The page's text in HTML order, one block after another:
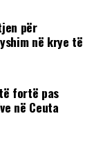
Albin
e Kosovës,
ka gjuajtur me
ndryshme
kanë filluar
të
për
në krye të
fortë pas
në Ceuta